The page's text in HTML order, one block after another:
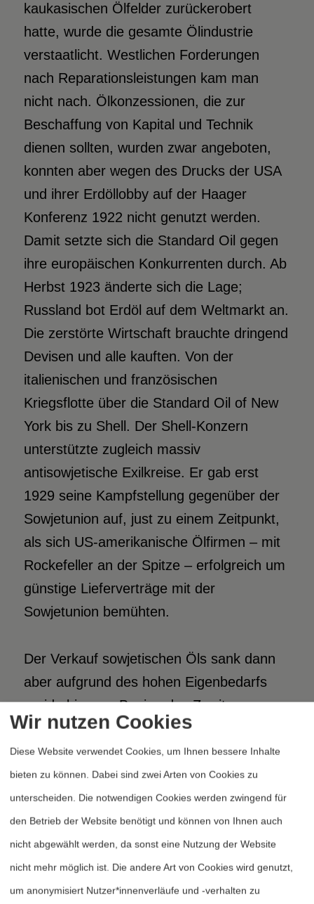
kaukasischen Ölfelder zurückerobert
hatte, wurde die gesamte Ölindustrie
verstaatlicht. Westlichen Forderungen
nach Reparationsleistungen kam man
nicht nach. Ölkonzessionen, die zur
Beschaffung von Kapital und Technik
dienen sollten, wurden zwar angeboten,
konnten aber wegen des Drucks der USA
und ihrer Erdöllobby auf der Haager
Konferenz 1922 nicht genutzt werden.
Damit setzte sich die Standard Oil gegen
ihre europäischen Konkurrenten durch. Ab
Herbst 1923 änderte sich die Lage;
Russland bot Erdöl auf dem Weltmarkt an.
Die zerstörte Wirtschaft brauchte dringend
Devisen und alle kauften. Von der
italienischen und französischen
Kriegsflotte über die Standard Oil of New
York bis zu Shell. Der Shell-Konzern
unterstützte zugleich massiv
antisowjetische Exilkreise. Er gab erst
1929 seine Kampfstellung gegenüber der
Sowjetunion auf, just zu einem Zeitpunkt,
als sich US-amerikanische Ölfirmen – mit
Rockefeller an der Spitze – erfolgreich um
günstige Lieferverträge mit der
Sowjetunion bemühten.
Der Verkauf sowjetischen Öls sank dann
aber aufgrund des hohen Eigenbedarfs
rapide bis zum Beginn des Zweiten
Weltkrieges. Erst Ende der Fünfzigerjahre
meldete sich die Sowjetunion wieder auf
dem europäischen Erdölmarkt zurück.
Die kaspischen Ölfelder
als strategisches Kriegsziel Hitler-
Erklärtes Kriegsziel Hitlers war es, die
Wir nutzen Cookies
Diese Website verwendet Cookies, um Ihnen bessere Inhalte
bieten zu können. Dabei sind zwei Arten von Cookies zu
unterscheiden. Die notwendigen Cookies werden zwingend für
den Betrieb der Website benötigt und können von Ihnen auch
nicht abgewählt werden, da sonst eine Nutzung der Website
nicht mehr möglich ist. Die andere Art von Cookies wird genutzt,
um anonymisiert Nutzer*innenverläufe und -verhalten zu